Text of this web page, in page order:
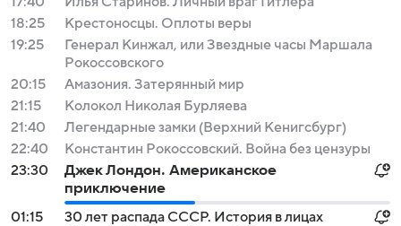
18:25
Крестоносцы. Оплоты веры
19:25
Генерал Кинжал, или Звездные часы Маршала
Рокоссовского
20:15
Амазония. Затерянный мир
21:15
Колокол Николая Бурляева
21:40
Легендарные замки (Верхний Кенигсбург)
22:40
Константин Рокоссовский. Война без цензуры
23:30
Джек Лондон. Американское
приключение
01:15
30 лет распада СССР. История в лицах